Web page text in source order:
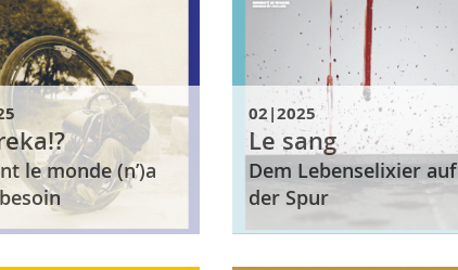
le monde (n’)a
02|2025
Le sang
Dem Lebenselixier auf
der Spur